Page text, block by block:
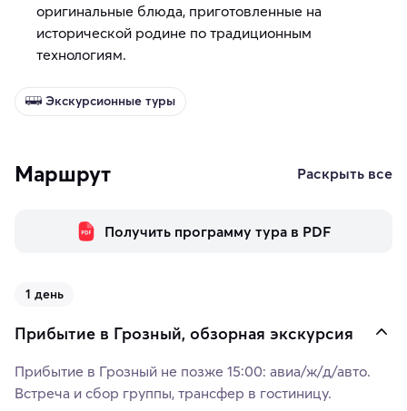
оригинальные блюда, приготовленные на
исторической родине по традиционным
технологиям.
Экскурсионные туры
Маршрут Раскрыть все
Получить программу тура в PDF
1 день
Прибытие в Грозный, обзорная экскурсия
Прибытие в Грозный не позже 15:00: авиа/ж/д/авто.
Встреча и сбор группы, трансфер в гостиницу.